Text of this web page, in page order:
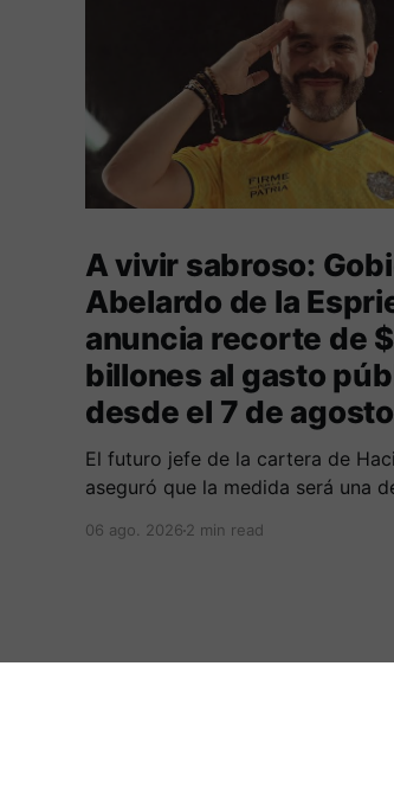
A vivir sabroso:
Abelardo de la
anuncia recorte de
billones al gasto
desde el 7 de agosto
El futuro jefe de la cartera de
aseguró que la medida será una
funciones el próximo 7 de agosto.
06 ago. 2026 2 min read